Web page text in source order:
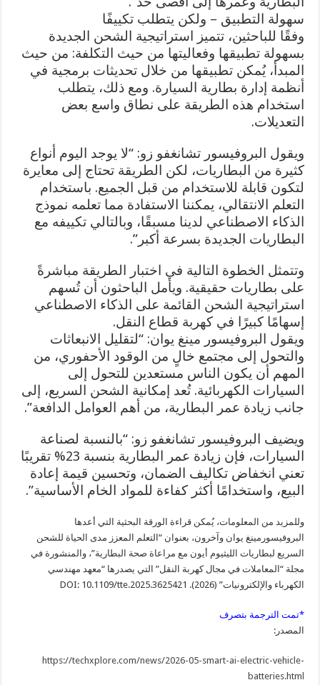
سهولة التطبيق – ولكن يتطلب تكييفًا
وفقًا للباحثين، تتميز استراتيجية الشحن الجديدة
بسهولة تطبيقها وفعاليتها من حيث التكلفة: من حيث
المبدأ، يُمكن تطبيقها من خلال تحديثات برمجية في
أنظمة إدارة بطارية السيارة. ومع ذلك، يتطلب
استخدام هذه الطريقة على نطاق واسع بعض
التعديلات.
ويقول البروفيسور تشانغفو زو: “لا يوجد اليوم أنواع
كثيرة من البطاريات، لكن الطريقة تحتاج إلى معايرة
لتكون قابلة للاستخدام من قبل الجميع. باستخدام
التعلم الانتقالي، يمكننا الاستفادة مما تعلمه نموذج
الذكاء الاصطناعي لدينا مسبقًا، وبالتالي تكييفه مع
البطاريات الجديدة بسرعة أكبر”.
وتتمثل الخطوة التالية في اختبار الطريقة مباشرةً
على بطاريات حقيقية. ويأمل الباحثون أن تُسهم
استراتيجية الشحن القائمة على الذكاء الاصطناعي
إسهامًا كبيرًا في كهربة قطاع النقل.
ويقول البروفيسور مينغ يوان: “لتقليل الانبعاثات
والتحول إلى مجتمع خالٍ من الوقود الأحفوري، من
المهم أن يكون الناس مستعدين للتحول إلى
السيارات الكهربائية. تُعد إمكانية الشحن السريع، إلى
جانب زيادة عمر البطارية، من أهم العوامل الدافعة”.
ويضيف البروفيسور تشانغفو زو: “بالنسبة لصناعة
السيارات، فإن زيادة عمر البطارية بنسبة 23% تقريبًا
تعني انخفاض تكاليف الضمان، وتحسين قيمة إعادة
البيع، واستخدامًا أكثر كفاءة للمواد الخام الأساسية”.
وللمزيد من المعلومات، يُمكن قراءة الورقة البحثية التي أعدها
البروفيسورمينغ يوان وآخرون، بعنوان “التعلم المعزز مدى الحياة للشحن
السريع لبطاريات الليثيوم أيون مع مراعاة صحة البطارية”، والمنشورة في
مجلة “المعاملات في مجال كهربة النقل” التي يصدرها “معهد مهندسي
الكهرباء والإلكترونيات” (2026). DOI: 10.1109/tte.2025.3625421
*تمت الترجمة بتصرف
المصدر:
https://techxplore.com/news/2026-05-smart-ai-electric-vehicle-
batteries.html